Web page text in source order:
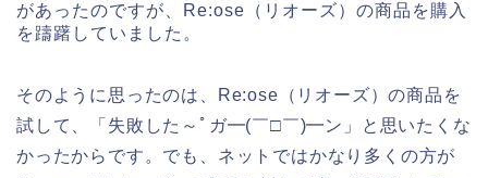
があったのですが、Re:ose（リオーズ）の商品を購入
を躊躇していました。
そのように思ったのは、Re:ose（リオーズ）の商品を
試して、「失敗した～ﾟガ━(￣□￣)━ン」と思いたくな
かったからです。でも、ネットではかなり多くの方が